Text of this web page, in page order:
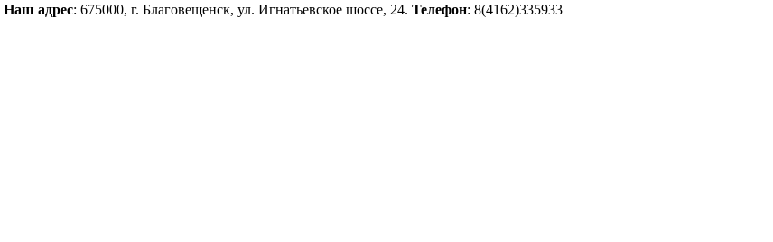
Наш адрес: 675000, г. Благовещенск, ул. Игнатьевское шоссе, 24. Телефон: 8(4162)335933